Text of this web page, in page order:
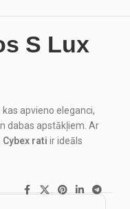
S Lux
apvieno eleganci,
dabas apstākļiem. Ar
Cybex rati ir ideāls